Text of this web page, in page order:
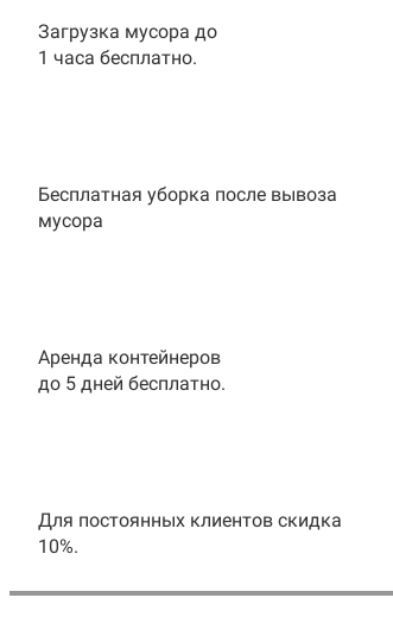
Загрузка мусора до
1 часа бесплатно.
Бесплатная уборка после вывоза
мусора
Аренда контейнеров
до 5 дней бесплатно.
Для постоянных клиентов скидка
10%.